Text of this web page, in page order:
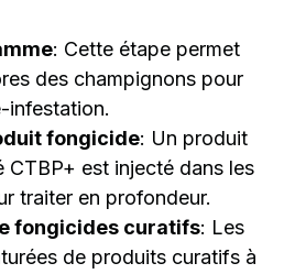
: Cette étape permet
des champignons pour
infestation.
fongicide: Un produit
est injecté dans les
traiter en profondeur.
fongicides curatifs: Les
de produits curatifs à